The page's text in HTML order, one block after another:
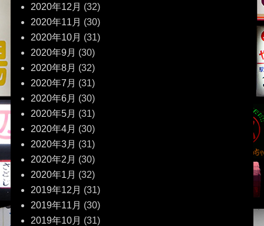
2020年12月 (32)
2020年11月 (30)
2020年10月 (31)
2020年9月 (30)
2020年8月 (32)
2020年7月 (31)
2020年6月 (30)
2020年5月 (31)
2020年4月 (30)
2020年3月 (31)
2020年2月 (30)
2020年1月 (32)
2019年12月 (31)
2019年11月 (30)
2019年10月 (31)